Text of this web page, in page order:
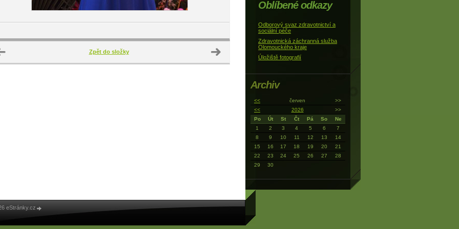
Zpět do složky
Oblíbené odkazy
Odborový svaz zdravotnictví a
sociální péče
Zdravotnická záchranná služba
Olomouckého kraje
Úložiště fotografií
Archiv
<< červen
>>
<<
2026
>>
Po
Út St Čt Pá So
Ne
1
2 3 4 5 6
7
8
9 10 11 12 13
14
15
16 17 18 19 20
21
22
23 24 25 26 27
28
29
30
eStránky.cz